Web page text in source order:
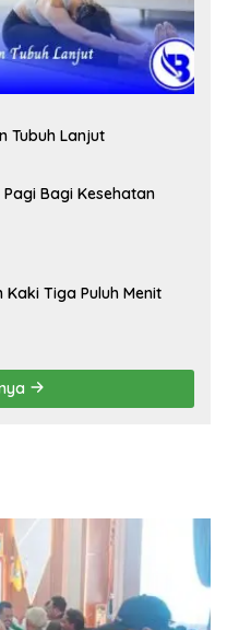
Tubuh Lanjut
Bagi Kesehatan
Tiga Puluh Menit